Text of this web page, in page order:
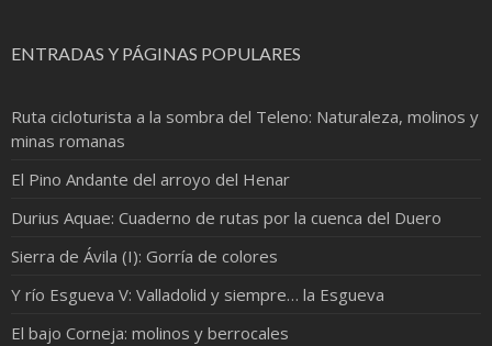
ENTRADAS Y PÁGINAS POPULARES
Ruta cicloturista a la sombra del Teleno: Naturaleza, molinos y
minas romanas
El Pino Andante del arroyo del Henar
Durius Aquae: Cuaderno de rutas por la cuenca del Duero
Sierra de Ávila (I): Gorría de colores
Y río Esgueva V: Valladolid y siempre… la Esgueva
El bajo Corneja: molinos y berrocales